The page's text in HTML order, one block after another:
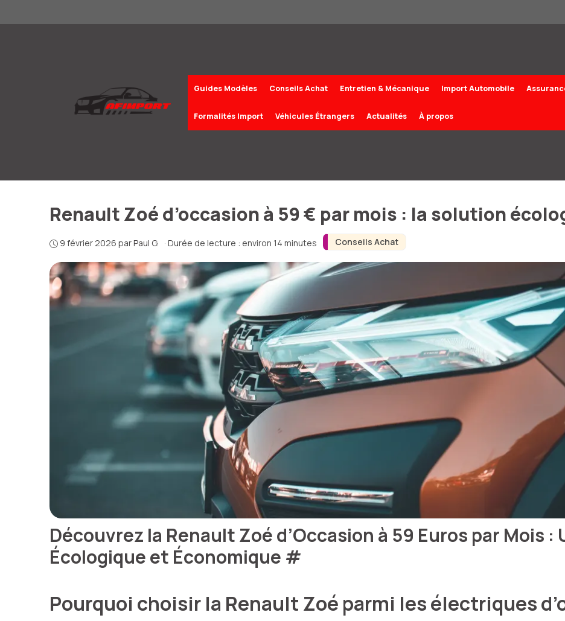
au
Guides Modèles Conseils Achat Entretien & Mécanique Import Automobile
Formalités Import Véhicules Étrangers Actualités À propos
Conseils Achat
Renault Zoé d’occasion à 59 € par mois : la solution
9 février 2026 parPaul G. · Durée de lecture : environ 14 minutes
Découvrez la Renault Zoé d’Occasion à 59 Euros par Mois :
Écologique et Économique #
Pourquoi choisir la Renault Zoé parmi les électriques